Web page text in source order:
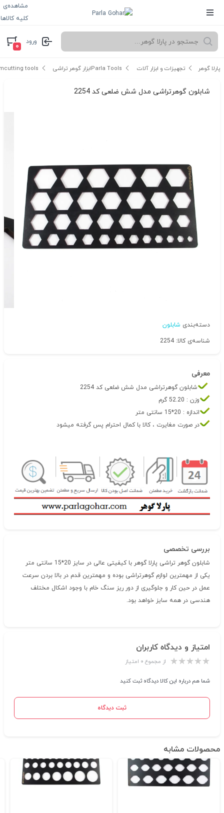
مشاهده‌ی
کلیه کالاها
ورود
۰
پارلا گوهر تجهیزات و ابزار آلات Parla Tools ابزار گوهر تراشی gemcutting tools
شابلون گوهرتراشی مدل شش ضلعی کد 2254
دسته‌بندی شابلون
شناسه‌ی کالا: 2254
معرفی
شابلون گوهرتراشی مدل شش ضلعی کد 2254
وزن : 52.20 گرم
اندازه : 20*15 سانتی متر
در صورت مغایرت ، کالا با کمال احترام پس گرفته میشود
بررسی تخصصی
شابلون گوهر تراشی پارلا گوهر با کیفیتی عالی در سایز 20*15 سانتی متر
یکی از مهمترین لوازم گوهرتراشی بوده و مهمترین قدم در بالا بردن سرعت
عمل در حین کار و جلوگیری از دور ریز سنگ خام با وجود اشکال مختلف
هندسی در همه سایز خواهد بود.
امتیاز و دیدگاه کاربران
از مجموع ۰ امتیاز
شما هم درباره این کالا دیدگاه ثبت کنید
ثبت دیدگاه
محصولات مشابه